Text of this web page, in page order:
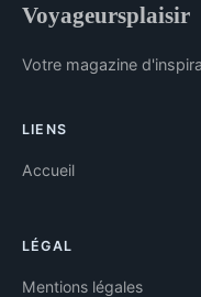
Voyageursplaisir
Votre magazine
LIENS
Accueil
LÉGAL
Mentions légales